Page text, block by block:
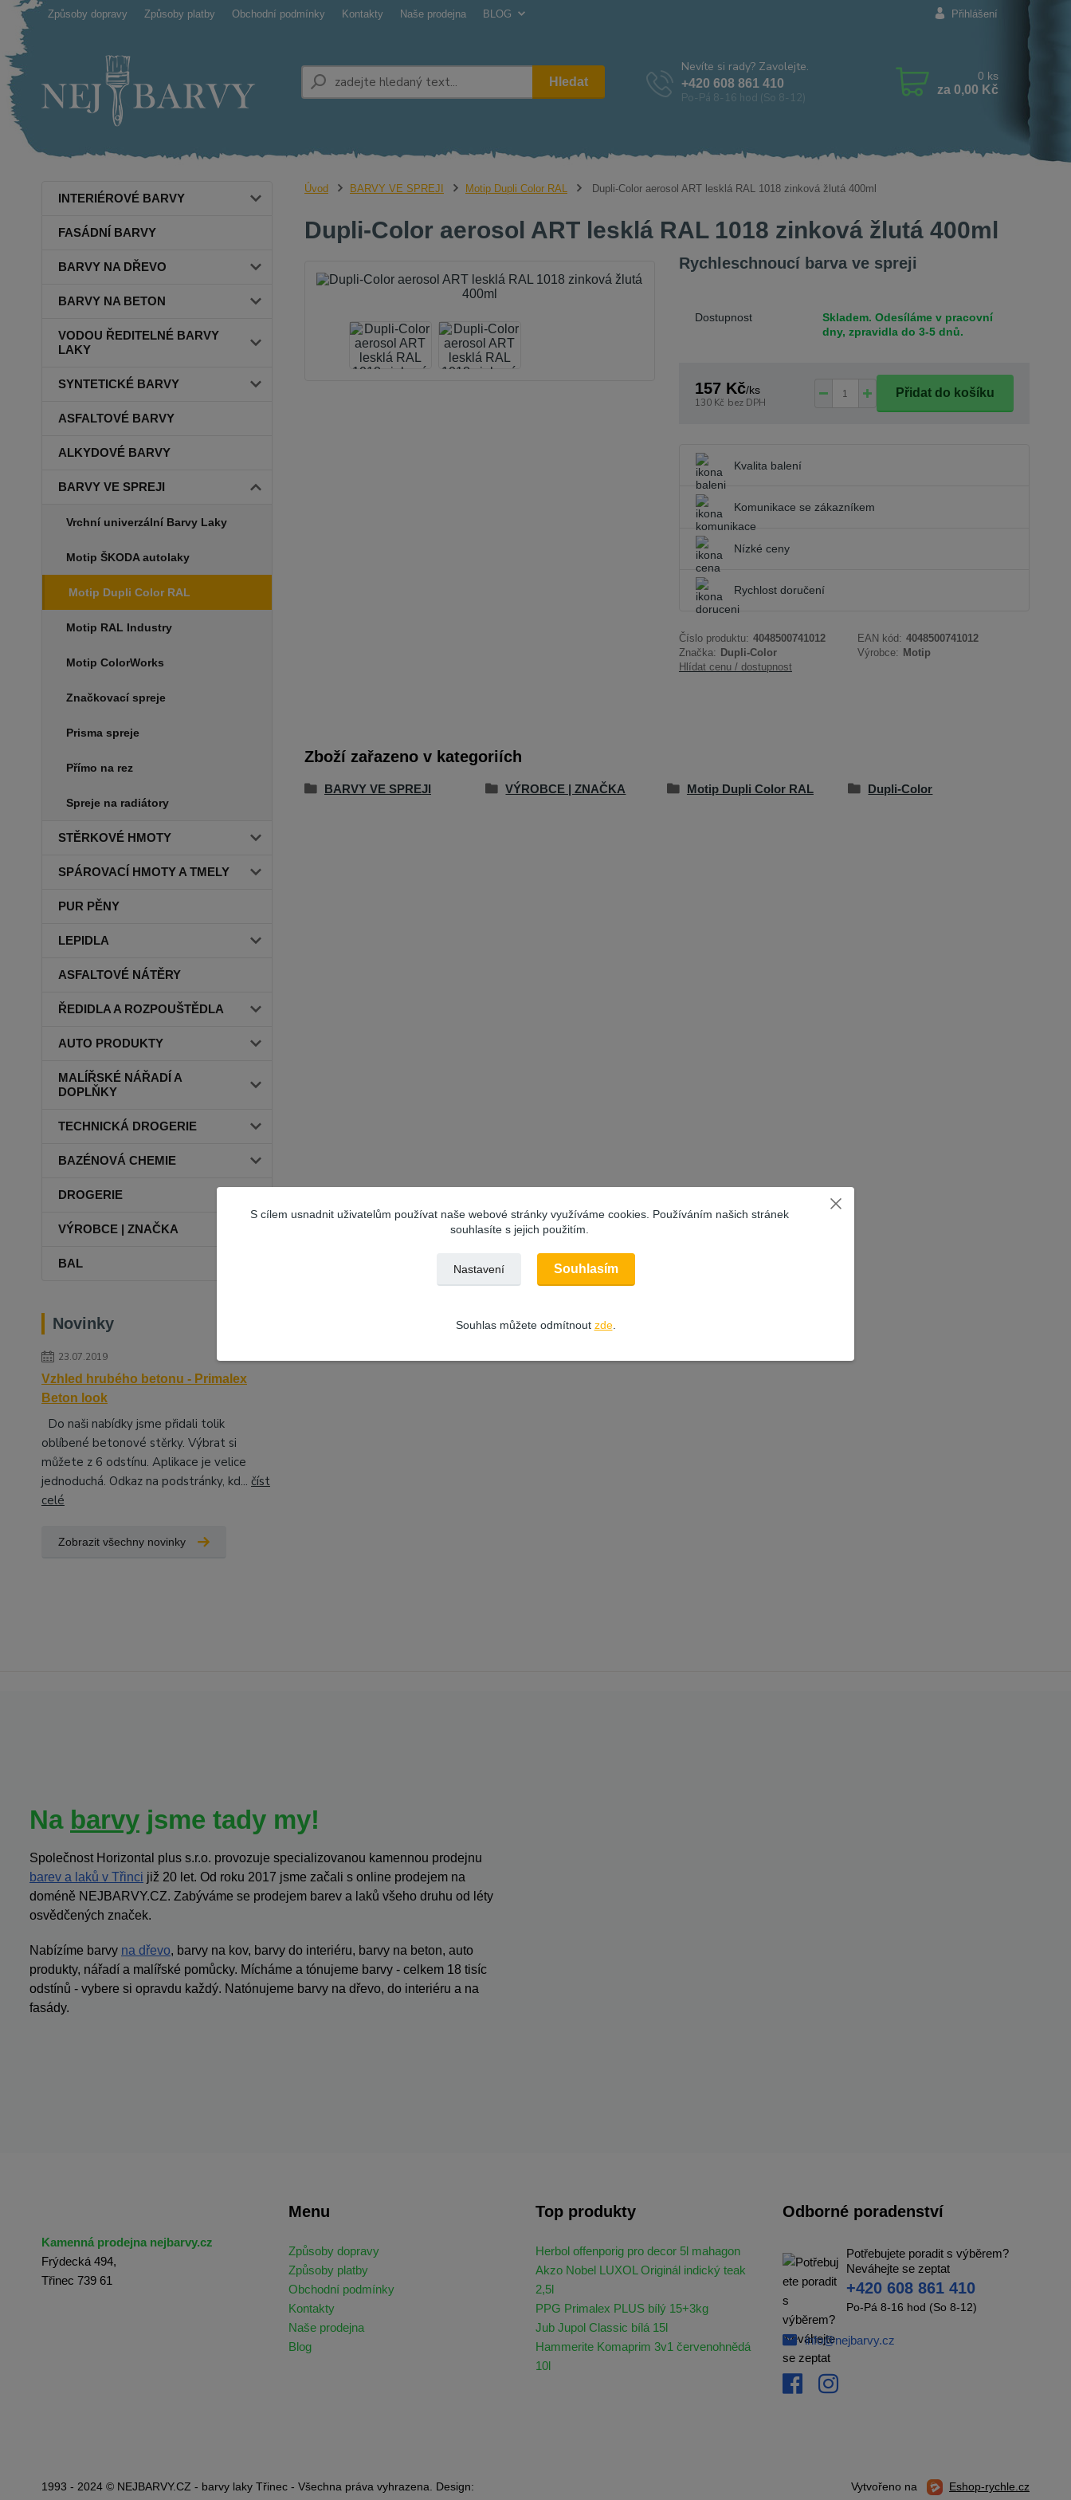
Způsoby dopravy Způsoby platby Obchodní podmínky Kontakty Naše prodejna BLOG Přihlášení
Hledat
Nevíte si rady? Zavolejte.
+420 608 861 410
Po-Pá 8-16 hod (So 8-12)
0 ks
za 0,00 Kč
INTERIÉROVÉ BARVY
FASÁDNÍ BARVY
BARVY NA DŘEVO
BARVY NA BETON
VODOU ŘEDITELNÉ BARVY
LAKY
SYNTETICKÉ BARVY
ASFALTOVÉ BARVY
ALKYDOVÉ BARVY
BARVY VE SPREJI
Vrchní univerzální Barvy Laky
Motip ŠKODA autolaky
Motip Dupli Color RAL
Motip RAL Industry
Motip ColorWorks
Značkovací spreje
Prisma spreje
Přímo na rez
Spreje na radiátory
STĚRKOVÉ HMOTY
SPÁROVACÍ HMOTY A TMELY
PUR PĚNY
LEPIDLA
ASFALTOVÉ NÁTĚRY
ŘEDIDLA A ROZPOUŠTĚDLA
AUTO PRODUKTY
MALÍŘSKÉ NÁŘADÍ A
DOPLŇKY
TECHNICKÁ DROGERIE
BAZÉNOVÁ CHEMIE
DROGERIE
VÝROBCE | ZNAČKA
BAL
Novinky
23.07.2019
Vzhled hrubého betonu - Primalex
Beton look
Do naši nabídky jsme přidali tolik
oblíbené betonové stěrky. Výbrat si
můžete z 6 odstínu. Aplikace je velice
jednoduchá. Odkaz na podstránky, kd... číst
celé
Zobrazit všechny novinky
Úvod BARVY VE SPREJI Motip Dupli Color RAL Dupli-Color aerosol ART lesklá RAL 1018 zinková žlutá 400ml
Dupli-Color aerosol ART lesklá RAL 1018 zinková žlutá 400ml
Rychleschnoucí barva ve spreji
Dostupnost
Skladem. Odesíláme v pracovní
dny, zpravidla do 3-5 dnů.
157 Kč/ks
130 Kč bez DPH
Přidat do košíku
Kvalita balení
Komunikace se zákazníkem
Nízké ceny
Rychlost doručení
Číslo produktu: 4048500741012 EAN kód: 4048500741012
Značka: Dupli-Color Výrobce: Motip
Hlídat cenu / dostupnost
Zboží zařazeno v kategoriích
BARVY VE SPREJI VÝROBCE | ZNAČKA Motip Dupli Color RAL Dupli-Color
Na barvy jsme tady my!
Společnost Horizontal plus s.r.o. provozuje specializovanou kamennou prodejnu
barev a laků v Třinci již 20 let. Od roku 2017 jsme začali s online prodejem na
doméně NEJBARVY.CZ. Zabýváme se prodejem barev a laků všeho druhu od léty
osvědčených značek.
Nabízíme barvy na dřevo, barvy na kov, barvy do interiéru, barvy na beton, auto
produkty, nářadí a malířské pomůcky. Mícháme a tónujeme barvy - celkem 18 tisíc
odstínů - vybere si opravdu každý. Natónujeme barvy na dřevo, do interiéru a na
fasády.
Kamenná prodejna nejbarvy.cz
Frýdecká 494,
Třinec 739 61
Menu
Způsoby dopravy
Způsoby platby
Obchodní podmínky
Kontakty
Naše prodejna
Blog
Top produkty
Herbol offenporig pro decor 5l mahagon
Akzo Nobel LUXOL Originál indický teak
2,5l
PPG Primalex PLUS bílý 15+3kg
Jub Jupol Classic bílá 15l
Hammerite Komaprim 3v1 červenohnědá
10l
Odborné poradenství
Potřebujete poradit s výběrem?
Neváhejte se zeptat
+420 608 861 410
Po-Pá 8-16 hod (So 8-12)
info@nejbarvy.cz
1993 - 2024 © NEJBARVY.CZ - barvy laky Třinec - Všechna práva vyhrazena. Design:
Vytvořeno na Eshop-rychle.cz
S cílem usnadnit uživatelům používat naše webové stránky využíváme cookies. Používáním našich stránek
souhlasíte s jejich použitím.
Nastavení Souhlasím
Souhlas můžete odmítnout zde.